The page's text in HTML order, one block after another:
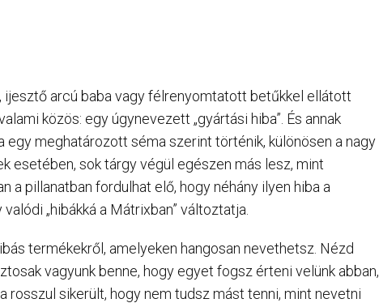
ijesztő arcú baba vagy félrenyomtatott betűkkel ellátott
közös: egy úgynevezett „gyártási hiba”. És annak
egy meghatározott séma szerint történik, különösen a nagy
esetében, sok tárgy végül egészen más lesz, mint
a pillanatban fordulhat elő, hogy néhány ilyen hiba a
„hibákká a Mátrixban” változtatja.
termékekről, amelyeken hangosan nevethetsz. Nézd
vagyunk benne, hogy egyet fogsz érteni velünk abban,
rosszul sikerült, hogy nem tudsz mást tenni, mint nevetni